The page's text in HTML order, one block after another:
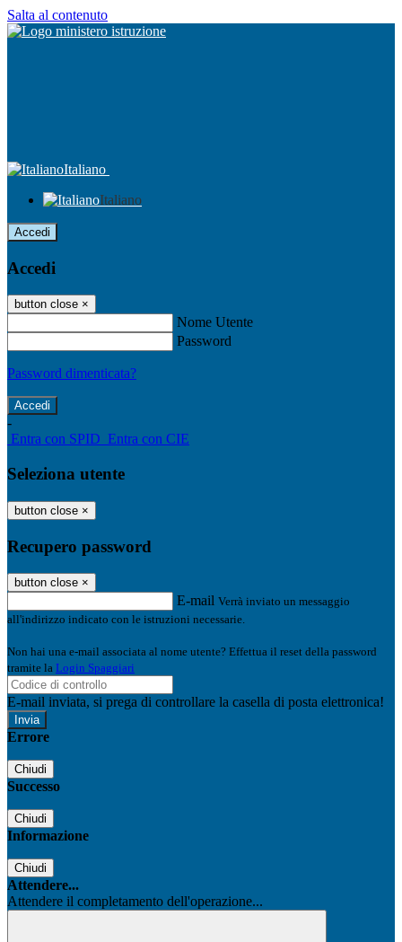
Salta al contenuto
Italiano
Italiano
Accedi
Accedi
button close ×
Nome Utente
Password
Password dimenticata?
-
Entra con SPID Entra con CIE
Seleziona utente
button close ×
Recupero password
button close ×
E-mail Verrà inviato un messaggio
all'indirizzo indicato con le istruzioni necessarie.
Non hai una e-mail associata al nome utente? Effettua il reset della password
tramite la Login Spaggiari
E-mail inviata, si prega di controllare la casella di posta elettronica!
Errore
Chiudi
Successo
Chiudi
Informazione
Chiudi
Attendere...
Attendere il completamento dell'operazione...